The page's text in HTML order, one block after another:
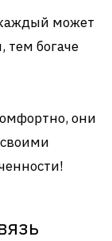
может
тем богаче
они